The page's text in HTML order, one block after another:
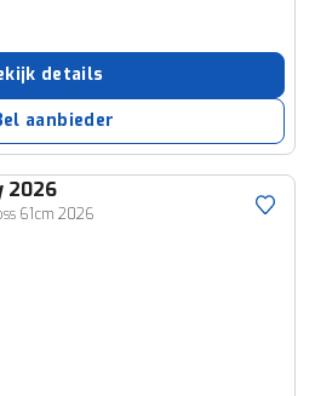
details
aanbieder
2026
61cm 2026